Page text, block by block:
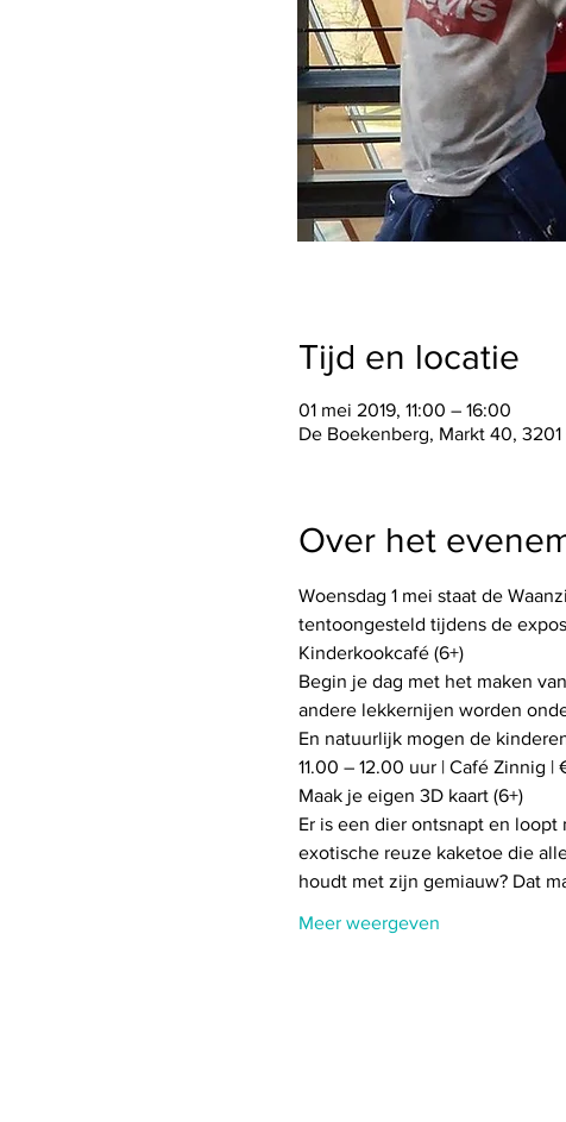
Tijd en locatie
01 mei 2019, 11:00 – 16:00
De Boekenberg, Markt 40,
Over het
Woensdag 1 mei staat de
Kinderkookcafé (6+)
Begin je dag met het maken
andere lekkernijen worden
Maak je eigen 3D kaart (6+)
Er is een dier ontsnapt en
exotische reuze kaketoe die
houdt met zijn gemiauw? Dat
Meer weergeven